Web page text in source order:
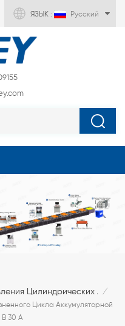
ЯЗЫК : Русский
Цилиндрических /
Цикла Аккумуляторной
В 30 А